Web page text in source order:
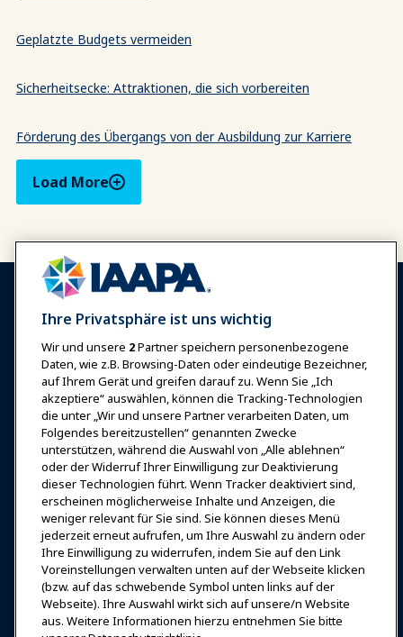
Geplatzte Budgets vermeiden
Sicherheitsecke: Attraktionen, die sich vorbereiten
Förderung des Übergangs von der Ausbildung zur Karriere
Load More
Anmelden Jetzt beitreten
Auszeichnungen Karrieren
Kontakt
Expos & Veranstaltungen
News & Funwelt
Bildung
Sicherheit & Schutz
Ihre Privatsphäre ist uns wichtig
Wir und unsere 2Partner speichern personenbezogene
Daten, wie z.B. Browsing-Daten oder eindeutige Bezeichner,
auf Ihrem Gerät und greifen darauf zu. Wenn Sie „Ich
akzeptiere“ auswählen, können die Tracking-Technologien
die unter „Wir und unsere Partner verarbeiten Daten, um
Folgendes bereitzustellen“ genannten Zwecke
unterstützen, während die Auswahl von „Alle ablehnen“
oder der Widerruf Ihrer Einwilligung zur Deaktivierung
dieser Technologien führt. Wenn Tracker deaktiviert sind,
erscheinen möglicherweise Inhalte und Anzeigen, die
weniger relevant für Sie sind. Sie können dieses Menü
jederzeit erneut aufrufen, um Ihre Auswahl zu ändern oder
Ihre Einwilligung zu widerrufen, indem Sie auf den Link
Voreinstellungen verwalten unten auf der Webseite klicken
(bzw. auf das schwebende Symbol unten links auf der
Webseite). Ihre Auswahl wirkt sich auf unsere/n Website
aus. Weitere Informationen hierzu entnehmen Sie bitte